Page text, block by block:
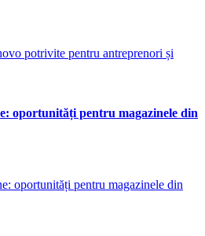
oportunități pentru magazinele din